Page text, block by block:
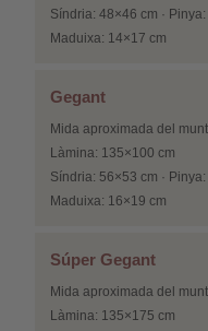
Síndria: 48×46 cm ·
Maduixa: 14×17 cm
Gegant
Mida aproximada del
Làmina: 135×100 cm
Síndria: 56×53 cm ·
Maduixa: 16×19 cm
Súper Gegant
Mida aproximada del
Làmina: 135×175 cm